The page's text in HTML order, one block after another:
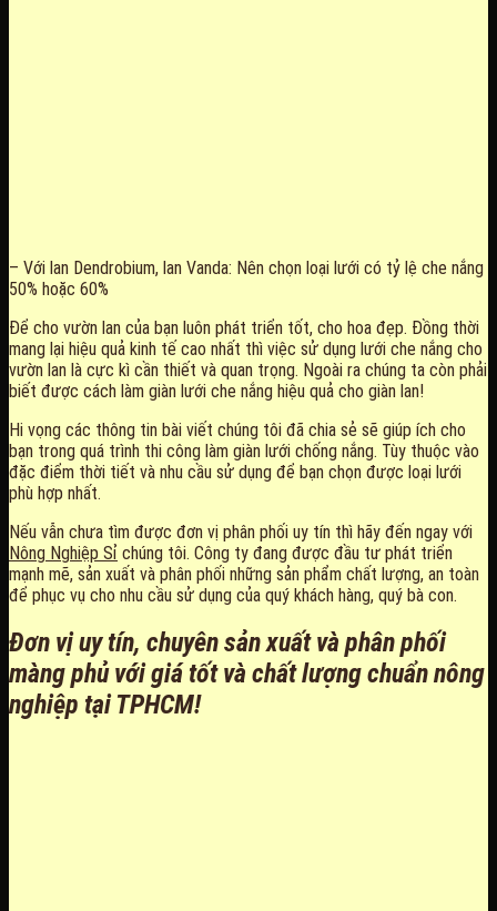
– Với lan Dendrobium, lan Vanda: Nên chọn loại lưới có tỷ lệ che nắng
50% hoặc 60%
Để cho vườn lan của bạn luôn phát triển tốt, cho hoa đẹp. Đồng thời
mang lại hiệu quả kinh tế cao nhất thì việc sử dụng lưới che nắng cho
vườn lan là cực kì cần thiết và quan trọng. Ngoài ra chúng ta còn phải
biết được cách làm giàn lưới che nắng hiệu quả cho giàn lan!
Hi vọng các thông tin bài viết chúng tôi đã chia sẻ sẽ giúp ích cho
bạn trong quá trình thi công làm giàn lưới chống nắng. Tùy thuộc vào
đặc điểm thời tiết và nhu cầu sử dụng để bạn chọn được loại lưới
phù hợp nhất.
Nếu vẫn chưa tìm được đơn vị phân phối uy tín thì hãy đến ngay với
Nông Nghiệp Sỉ chúng tôi. Công ty đang được đầu tư phát triển
mạnh mẽ, sản xuất và phân phối những sản phẩm chất lượng, an toàn
để phục vụ cho nhu cầu sử dụng của quý khách hàng, quý bà con.
Đơn vị uy tín, chuyên sản xuất và phân phối
màng phủ với giá tốt và chất lượng chuẩn nông
nghiệp tại TPHCM!